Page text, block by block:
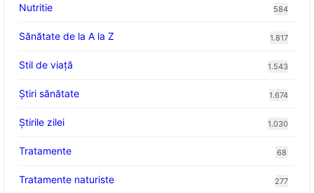
Nutritie 584
Sănătate de la A la Z 1.817
Stil de viaţă 1.543
Ştiri sănătate 1.674
Știrile zilei 1.030
Tratamente 68
Tratamente naturiste 277